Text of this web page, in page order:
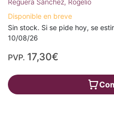
Reguera Sánchez, Rogelio
Disponible en breve
Sin stock. Si se pide hoy, se
10/08/26
PVP. 17,30€